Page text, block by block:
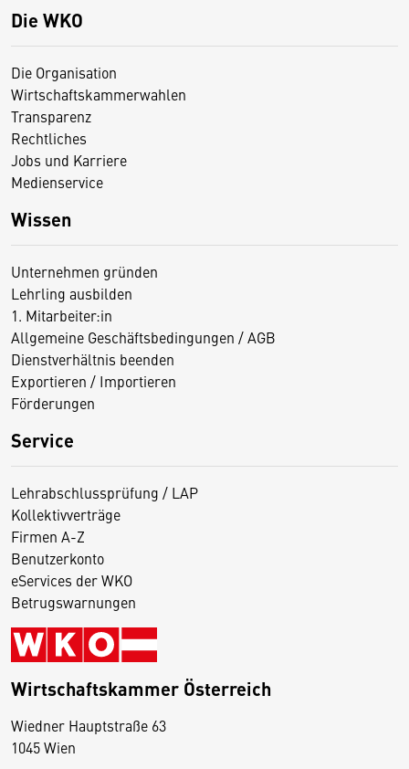
Die WKO
Die Organisation
Wirtschaftskammerwahlen
Transparenz
Rechtliches
Jobs und Karriere
Medienservice
Wissen
Unternehmen gründen
Lehrling ausbilden
1. Mitarbeiter:in
Allgemeine Geschäftsbedingungen / AGB
Dienstverhältnis beenden
Exportieren / Importieren
Förderungen
Service
Lehrabschlussprüfung / LAP
Kollektivverträge
Firmen A-Z
Benutzerkonto
eServices der WKO
Betrugswarnungen
Wirtschaftskammer Österreich
Wiedner Hauptstraße 63
1045 Wien
D